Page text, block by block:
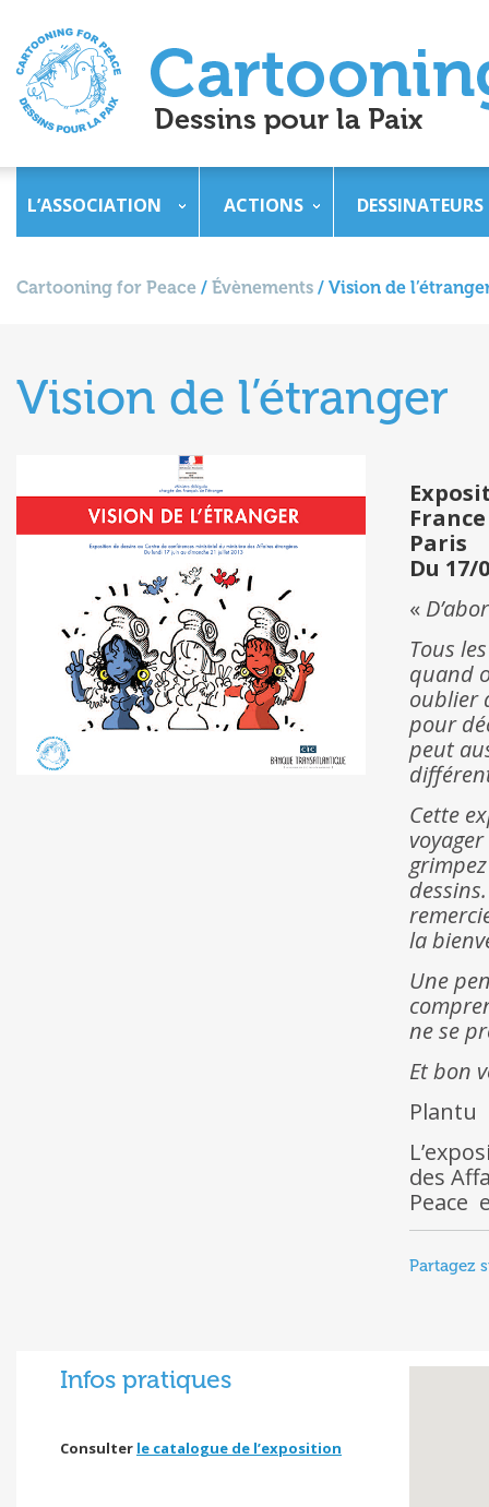
L’ASSOCIATION ACTIONS DESSINATEURS
Cartooning for Peace / Évènements / Vision de
Vision de l’étranger
France
Paris
Du 17/
«
Tous
quand
oublier
pour
peut
Cette
la
Une
ne se
Et bon
Plantu
des
Peace
Partagez
Infos pratiques
Consulter le catalogue de l’exposition